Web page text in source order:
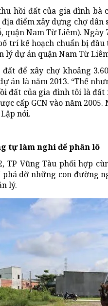
hồi đất của gia đình bà
điểm xây dựng chợ
Nam Từ Liêm). Ngày
trí kế hoạch chuẩn bị
lý dự án quận Nam Từ
để xây chợ khoảng
án là năm 2013. “Thế
đất của gia đình tôi là
cấp GCN vào năm
nói.
tự làm nghi để phân lô
TP Vũng Tàu phối hợp
phá dỡ những con đường
lý.